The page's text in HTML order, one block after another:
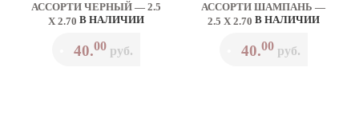
АССОРТИ ЧЕРНЫЙ — 2.5
Х 2.70 В НАЛИЧИИ
40.00руб.
АССОРТИ ШАМПАНЬ —
2.5 Х 2.70 В НАЛИЧИИ
40.00руб.